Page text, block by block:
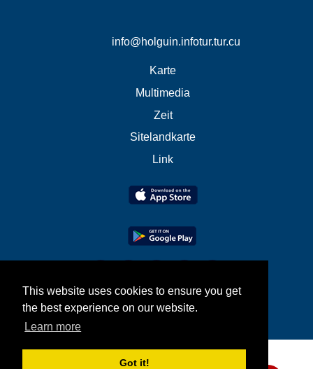
This website uses cookies to ensure you get
the best experience on our website.
Learn more
Got it!
info@holguin.infotur.tur.cu
Karte
Multimedia
Zeit
Sitelandkarte
Link